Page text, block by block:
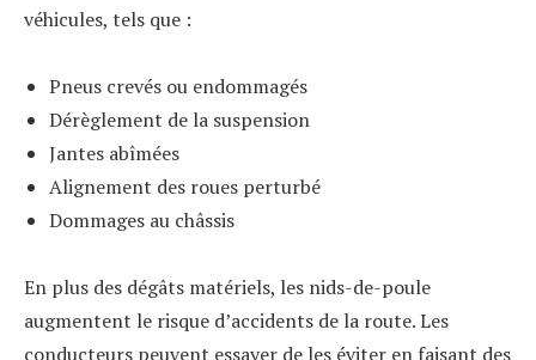
véhicules, tels que :
Pneus crevés ou endommagés
Dérèglement de la suspension
Jantes abîmées
Alignement des roues perturbé
Dommages au châssis
En plus des dégâts matériels, les nids-de-poule
augmentent le risque d’accidents de la route. Les
conducteurs peuvent essayer de les éviter en faisant des